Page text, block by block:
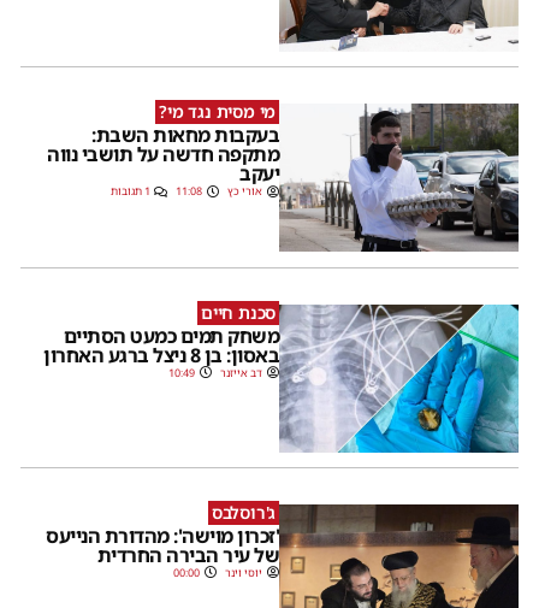
מי מסית נגד מי?
בעקבות מחאות השבת:
מתקפה חדשה על תושבי נווה
יעקב
אורי כץ 11:08 1 תגובות
סכנת חיים
משחק תמים כמעט הסתיים
באסון: בן 8 ניצל ברגע האחרון
דב אייזנר 10:49
ג'רוסלבס
'זכרון מוישה': מהדורת הנייעס
של עיר הבירה החרדית
יוסי וינר 00:00